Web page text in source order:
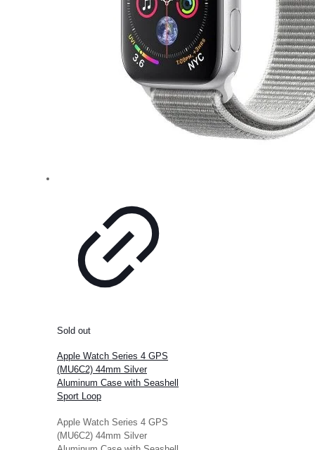
Sold out
Apple Watch Series 4 GPS
(MU6C2) 44mm Silver
Aluminum Case with Seashell
Sport Loop
Apple Watch Series 4 GPS
(MU6C2) 44mm Silver